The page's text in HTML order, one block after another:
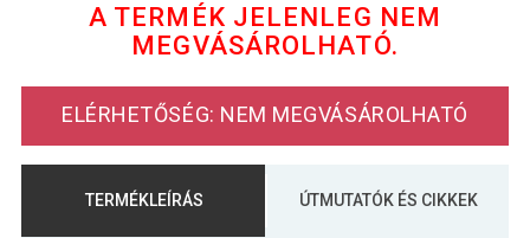
A TERMÉK JELENLEG NEM
MEGVÁSÁROLHATÓ.
ELÉRHETŐSÉG: NEM MEGVÁSÁROLHATÓ
TERMÉKLEÍRÁS ÚTMUTATÓK ÉS CIKKEK